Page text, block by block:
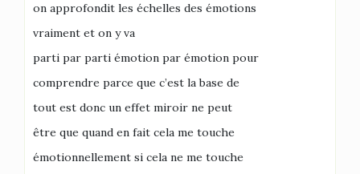
on approfondit les échelles des émotions
vraiment et on y va
parti par parti émotion par émotion pour
comprendre parce que c’est la base de
tout est donc un effet miroir ne peut
être que quand en fait cela me touche
émotionnellement si cela ne me touche